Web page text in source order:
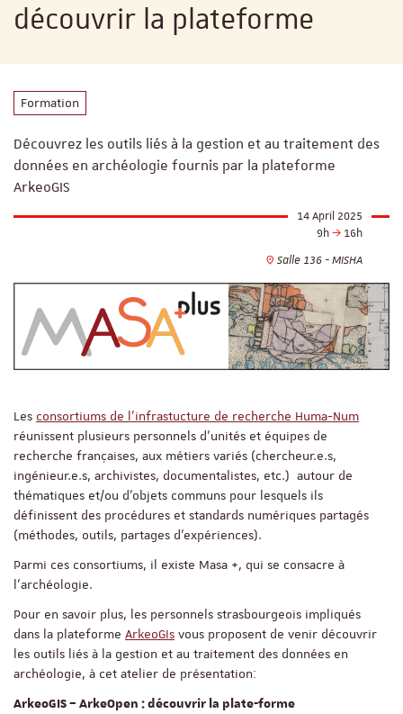
découvrir la plateforme
Formation
Découvrez les outils liés à la gestion et au traitement des
données en archéologie fournis par la plateforme
ArkeoGIS
14 April 2025
9h
16h
Salle 136 - MISHA
Les consortiums de l'infrastucture de recherche Huma-Num
réunissent plusieurs personnels d’unités et équipes de
recherche françaises, aux métiers variés (chercheur.e.s,
ingénieur.e.s, archivistes, documentalistes, etc.) autour de
thématiques et/ou d’objets communs pour lesquels ils
définissent des procédures et standards numériques partagés
(méthodes, outils, partages d’expériences).
Parmi ces consortiums, il existe Masa +, qui se consacre à
l'archéologie.
Pour en savoir plus, les personnels strasbourgeois impliqués
dans la plateforme ArkeoGIs vous proposent de venir découvrir
les outils liés à la gestion et au traitement des données en
archéologie, à cet atelier de présentation:
ArkeoGIS – ArkeOpen : découvrir la plate-forme